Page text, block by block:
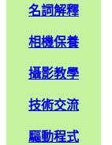
名詞解釋
相機保養
攝影教學
技術交流
驅動程式